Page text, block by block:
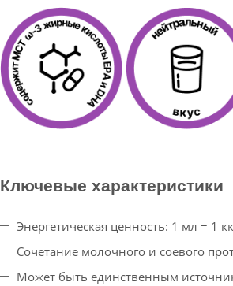
Ключевые характеристики
Энергетическая ценность: 1 мл = 1
Сочетание молочного и соевого
Может быть единственным